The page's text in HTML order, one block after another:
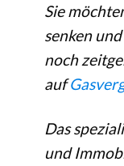
Sie
senken
noch
auf
Das
und